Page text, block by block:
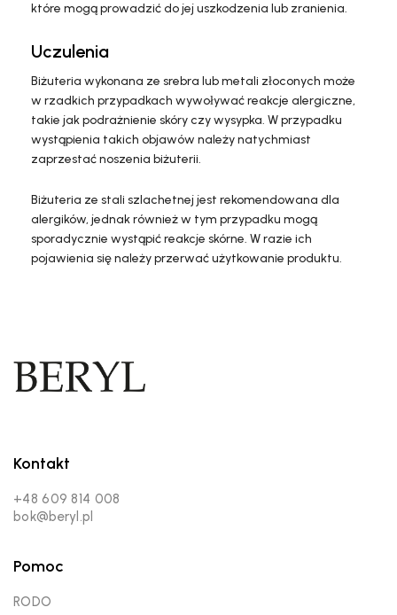
które mogą prowadzić do jej uszkodzenia lub zranienia.
Uczulenia
Biżuteria wykonana ze srebra lub metali złoconych może
w rzadkich przypadkach wywoływać reakcje alergiczne,
takie jak podrażnienie skóry czy wysypka. W przypadku
wystąpienia takich objawów należy natychmiast
zaprzestać noszenia biżuterii.
Biżuteria ze stali szlachetnej jest rekomendowana dla
alergików, jednak również w tym przypadku mogą
sporadycznie wystąpić reakcje skórne. W razie ich
pojawienia się należy przerwać użytkowanie produktu.
Kontakt
+48 609 814 008
bok@beryl.pl
Pomoc
RODO